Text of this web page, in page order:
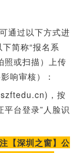
通过以下方式进
简称“报名系
照或扫描）上传
响审核）：
，按
台登录”人脸识
【深圳之窗】公